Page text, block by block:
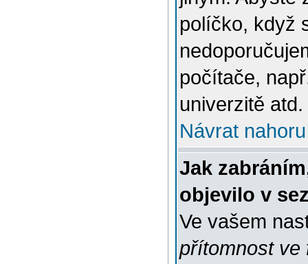
políčko, když
počítače,
univerzitě atd.
Návrat nahoru
Jak
objevilo v
Ve vašem
přítomnost ve